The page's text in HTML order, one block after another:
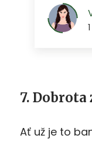
7.
Ať už je to